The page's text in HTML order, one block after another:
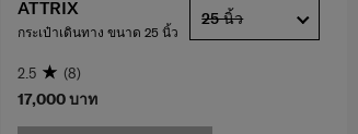
17,000 บาท
ATTRIX
กระเป๋าเดินทาง ขนาด 25 นิ้ว
2.5 (8)
25 นิ้ว